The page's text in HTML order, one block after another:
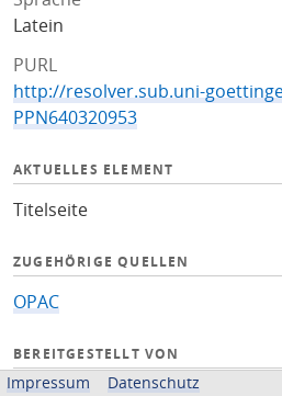
Latein
PURL
http://resolver.sub.uni-
PPN640320953
AKTUELLES ELEMENT
Titelseite
ZUGEHÖRIGE QUELLEN
OPAC
BEREITGESTELLT VON
Impressum Datenschutz